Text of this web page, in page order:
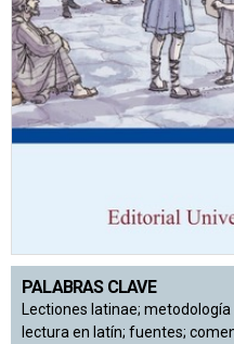
PALABRAS CLAVE
Lectiones latinae;
lectura en latín; fuentes;